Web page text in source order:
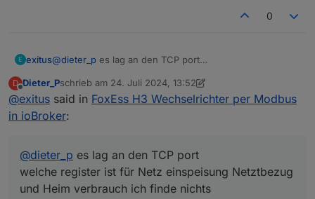
Die entsprechenden Modbus Adressen gibts hier als
xls Datei:
Was man mit den Daten macht, sei jedem selbst
überlassen!!
in diesem Sinne
seriellen / Modbus RTU Seite. Insofern solltest Du die
angesehen).
0
E exitus@dieter_p es lag an den TCP port
und Heim verbrauch ich finde nichts
D
Offline
Dieter_Pschrieb am 24. Juli 2024, 13:52
zuletzt editiert von Dieter_P
@exitus said in FoxEss H3 Wechselrichter per Modbus
in ioBroker:
@dieter_p es lag an den TCP port
welche register ist für Netz einspeisung Netztbezug
und Heim verbrauch ich finde nichts